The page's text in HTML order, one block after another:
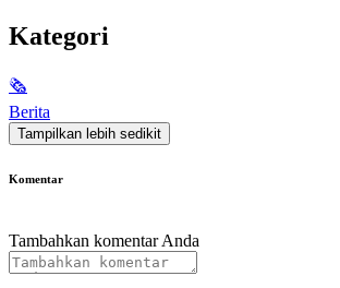
Kategori
🗞
Berita
Tampilkan lebih sedikit
Komentar
Tambahkan komentar Anda